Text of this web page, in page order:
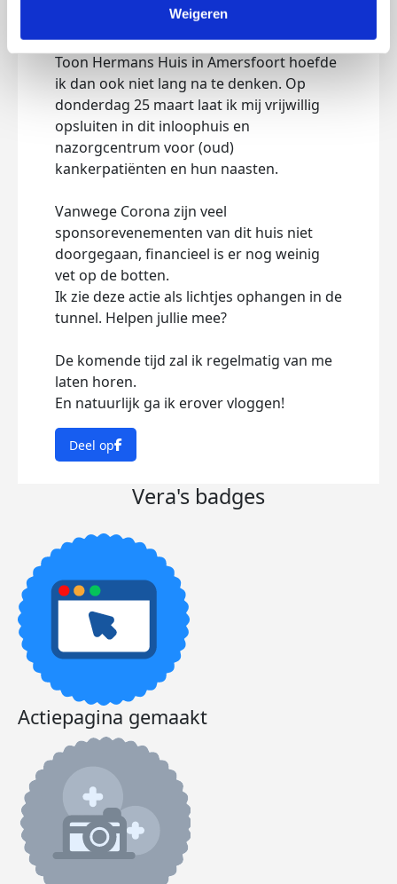
Weigeren
gevraagd werd om mee te doen aan
de actie om geld in te zamelen voor het
Toon Hermans Huis in Amersfoort hoefde
ik dan ook niet lang na te denken. Op
donderdag 25 maart laat ik mij vrijwillig
opsluiten in dit inloophuis en
nazorgcentrum voor (oud)
kankerpatiënten en hun naasten.
Vanwege Corona zijn veel
sponsorevenementen van dit huis niet
doorgegaan, financieel is er nog weinig
vet op de botten.
Ik zie deze actie als lichtjes ophangen in de
tunnel. Helpen jullie mee?
De komende tijd zal ik regelmatig van me
laten horen.
En natuurlijk ga ik erover vloggen!
Deel op
Vera's badges
Actiepagina gemaakt